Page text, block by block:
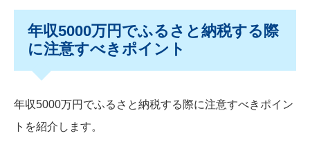
年収5000万円でふるさと納税する際
に注意すべきポイント
年収5000万円でふるさと納税する際に注意すべきポイン
トを紹介します。